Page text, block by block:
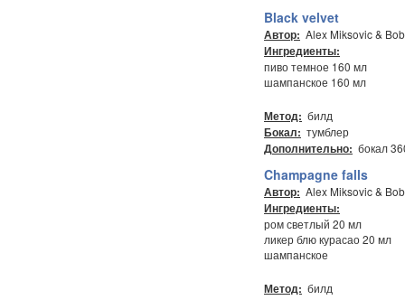
Black velvet
Автор: Alex Miksovic &
Ингредиенты:
пиво темное 160 мл
шампанское 160 мл
Метод: билд
Бокал: тумблер
Дополнительно: бокал
Champagne falls
Автор: Alex Miksovic &
Ингредиенты:
ром светлый 20 мл
ликер блю курасао 20 мл
шампанское
Метод: билд